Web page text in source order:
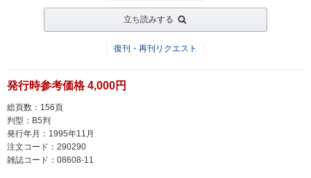
立ち読みする
復刊・再刊リクエスト
発行時参考価格 4,000円
総頁数：156頁
判型：B5判
発行年月：1995年11月
注文コード：290290
雑誌コード：08608-11